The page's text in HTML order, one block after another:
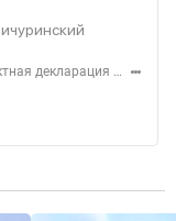
Застройщик — ООО СЗ «БазисИнвест». Проектная декларация — наш.дом.рф. Акция до 31.08.2026. Не оферта. Подробности — level.ru